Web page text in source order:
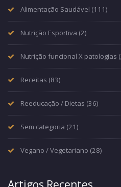
Alimentação Saudável (111)
Nutrição Esportiva (2)
Nutrição funcional X patologias
Receitas (83)
Reeducação / Dietas (36)
Sem categoria (21)
Vegano / Vegetariano (28)